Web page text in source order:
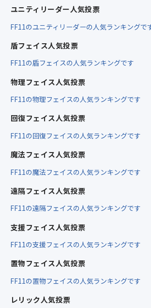
ユニティリーダー人気投票
FF11のユニティリーダーの人気ランキングで
盾フェイス人気投票
FF11の盾フェイスの人気ランキングです
物理フェイス人気投票
FF11の物理フェイスの人気ランキングです
回復フェイス人気投票
FF11の回復フェイスの人気ランキングです
魔法フェイス人気投票
FF11の魔法フェイスの人気ランキングです
遠隔フェイス人気投票
FF11の遠隔フェイスの人気ランキングです
支援フェイス人気投票
FF11の支援フェイスの人気ランキングです
置物フェイス人気投票
FF11の置物フェイスの人気ランキングです
レリック人気投票